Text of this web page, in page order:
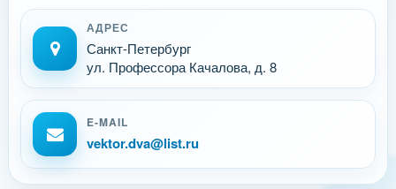
АДРЕС
Санкт-Петербург
ул. Профессора Качалова, д. 8
E-MAIL
vektor.dva@list.ru